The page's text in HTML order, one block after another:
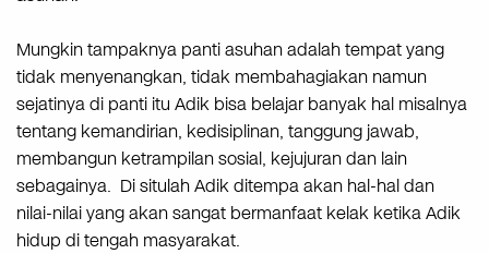
Mungkin tampaknya panti asuhan adalah tempat yang
tidak menyenangkan, tidak membahagiakan namun
sejatinya di panti itu Adik bisa belajar banyak hal misalnya
tentang kemandirian, kedisiplinan, tanggung jawab,
membangun ketrampilan sosial, kejujuran dan lain
sebagainya. Di situlah Adik ditempa akan hal-hal dan
nilai-nilai yang akan sangat bermanfaat kelak ketika Adik
hidup di tengah masyarakat.